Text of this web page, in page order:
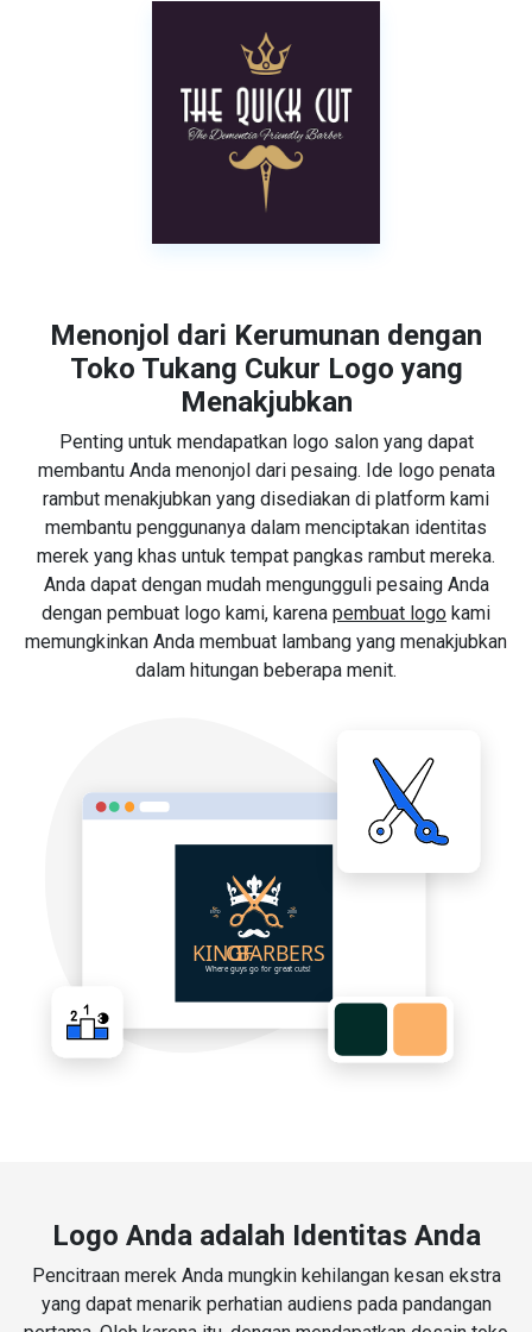
Menonjol dari Kerumunan dengan
Toko Tukang Cukur Logo yang
Menakjubkan
Penting untuk mendapatkan logo salon yang dapat
membantu Anda menonjol dari pesaing. Ide logo penata
rambut menakjubkan yang disediakan di platform kami
membantu penggunanya dalam menciptakan identitas
merek yang khas untuk tempat pangkas rambut mereka.
Anda dapat dengan mudah mengungguli pesaing Anda
dengan pembuat logo kami, karena pembuat logo kami
memungkinkan Anda membuat lambang yang menakjubkan
dalam hitungan beberapa menit.
Logo Anda adalah Identitas Anda
Pencitraan merek Anda mungkin kehilangan kesan ekstra
yang dapat menarik perhatian audiens pada pandangan